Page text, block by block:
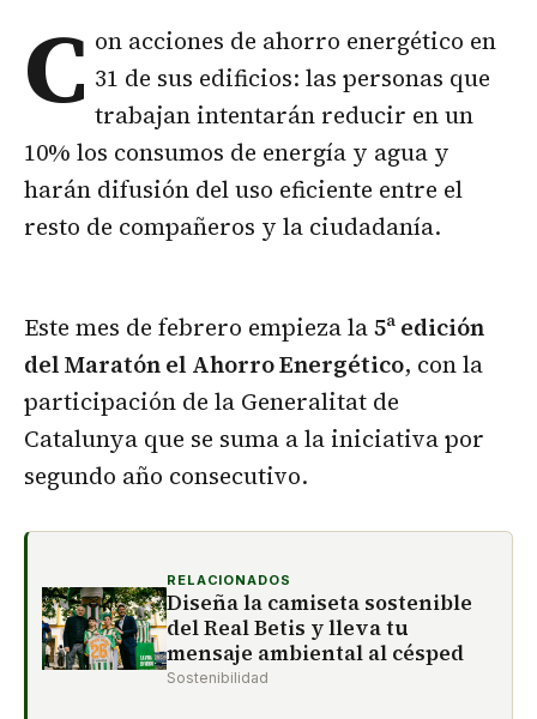
C on acciones de ahorro energético en
31 de sus edificios: las personas que
trabajan intentarán reducir en un
10% los consumos de energía y agua y
harán difusión del uso eficiente entre el
resto de compañeros y la ciudadanía.
Este mes de febrero empieza la5ª edición
del Maratón el Ahorro Energético, con la
participación de la Generalitat de
Catalunya que se suma a la iniciativa por
segundo año consecutivo.
RELACIONADOS
Diseña la camiseta sostenible
del Real Betis y lleva tu
mensaje ambiental al césped
Sostenibilidad